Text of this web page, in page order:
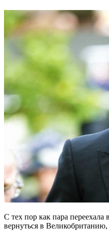
С тех пор как пара
вернуться в